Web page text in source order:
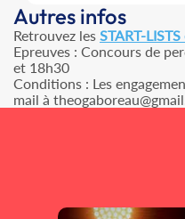
Autres infos
Retrouvez les START-
Epreuves : Concours de
et 18h30
Conditions : Les
mail à